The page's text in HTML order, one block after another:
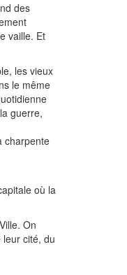
des
vaille. Et
les vieux
le même
guerre,
charpente
où la
On
cité, du